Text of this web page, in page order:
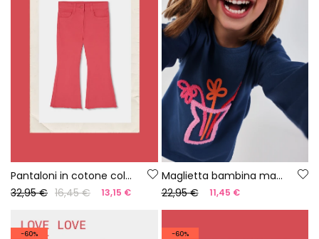
Pantaloni in cotone colore fragola da bambina
32,95 € 16,45 € 13,15 €
Maglietta bambina manica lunga cotone blu navy
22,95 €
11,45 €
-60% -60%